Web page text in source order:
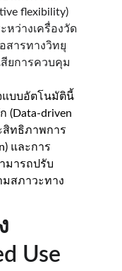
flexibility)
หว่างเครื่องวัด
สารทางวิทยุ
ยการควบคุม
แบบอัตโนมัตินี้
(Data-driven
สิทธิภาพการ
และการ
มารถปรับ
มสภาวะทาง
Use